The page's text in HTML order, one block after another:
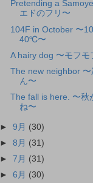
Pretending a
エドのフリ〜
104F in October 〜
40℃〜
A hairy dog 〜モフモ
The new neighbor 〜
ん〜
The fall is here. 〜秋
ね〜
►9月 (30)
►8月 (31)
►7月 (31)
►6月 (30)